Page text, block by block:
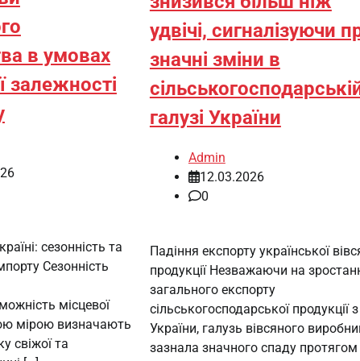
в умовах
залежності
сезонність та
Сезонність
місцевої
мірою визначають
свіжої та
удвічі, сигналізуючи
значні зміни в
галузі України
Admin
12.03.2026
0
Падіння експорту української
продукції Незважаючи на
загального експорту
сільськогосподарської продукції з
України, галузь вівсяного
зазнала значного спаду протягом